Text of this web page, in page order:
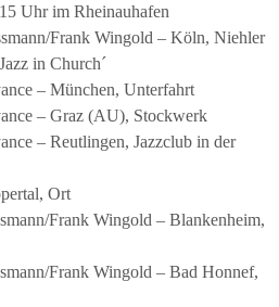
Uhr im Rheinauhafen
Frank Wingold – Köln, Niehler
in Church´
– München, Unterfahrt
– Graz (AU), Stockwerk
– Reutlingen, Jazzclub in der
Ort
Frank Wingold – Blankenheim,
Frank Wingold – Bad Honnef,